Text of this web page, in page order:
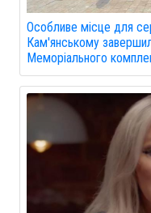
Особливе місце для
Кам'янському
Меморіального